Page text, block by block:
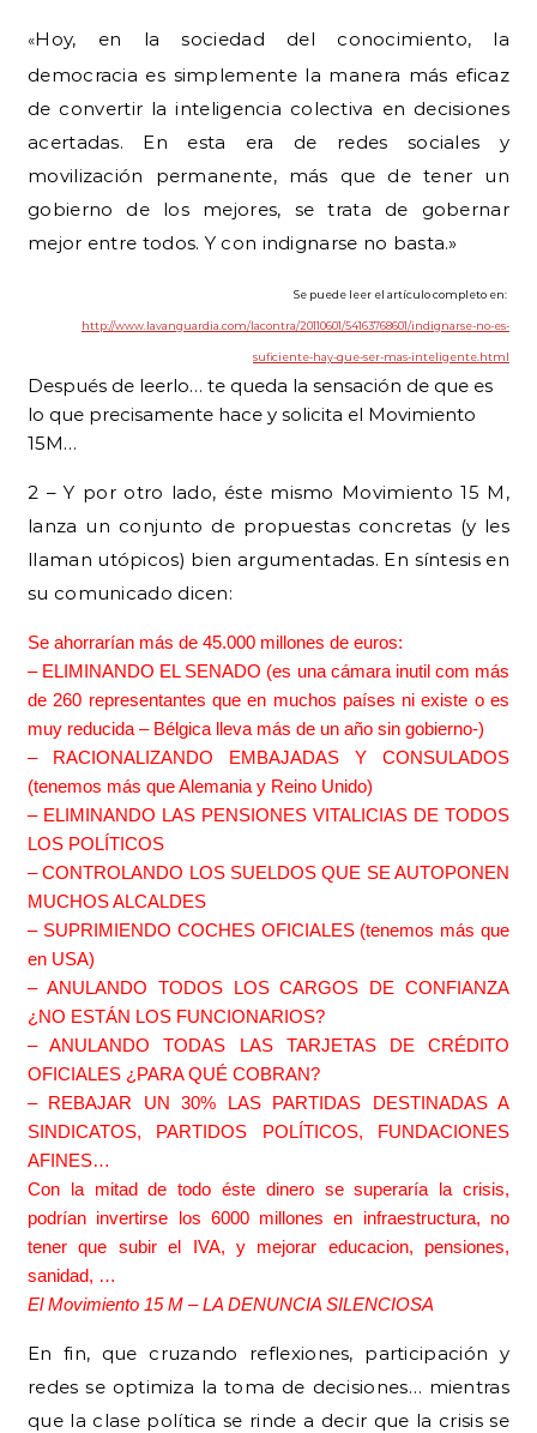
«Hoy, en la sociedad del conocimiento, la
democracia es simplemente la manera más eficaz
de convertir la inteligencia colectiva en decisiones
acertadas. En esta era de redes sociales y
movilización permanente, más que de tener un
gobierno de los mejores, se trata de gobernar
mejor entre todos. Y con indignarse no basta.»
Se puede leer el artículo completo en:
http://www.lavanguardia.com/lacontra/20110601/54163768601/indignarse-no-es-
suficiente-hay-que-ser-mas-inteligente.html
Después de leerlo… te queda la sensación de que es
lo que precisamente hace y solicita el Movimiento
15M…
2 – Y por otro lado, éste mismo Movimiento 15 M,
lanza un conjunto de propuestas concretas (y les
llaman utópicos) bien argumentadas. En síntesis en
su comunicado dicen:
Se ahorrarí­an más de 45.000 millones de euros:
– ELIMINANDO EL SENADO (es una cámara inutil com más
de 260 representantes que en muchos países ni existe o es
muy reducida – Bélgica lleva más de un año sin gobierno-)
– RACIONALIZANDO EMBAJADAS Y CONSULADOS
(tenemos más que Alemania y Reino Unido)
– ELIMINANDO LAS PENSIONES VITALICIAS DE TODOS
LOS POLÍTICOS
– CONTROLANDO LOS SUELDOS QUE SE AUTOPONEN
MUCHOS ALCALDES
– SUPRIMIENDO COCHES OFICIALES (tenemos más que
en USA)
– ANULANDO TODOS LOS CARGOS DE CONFIANZA
¿NO ESTÁN LOS FUNCIONARIOS?
– ANULANDO TODAS LAS TARJETAS DE CRÉDITO
OFICIALES ¿PARA QUÉ COBRAN?
– REBAJAR UN 30% LAS PARTIDAS DESTINADAS A
SINDICATOS, PARTIDOS POLÍTICOS, FUNDACIONES
AFINES…
Con la mitad de todo éste dinero se superaría la crisis,
podrían invertirse los 6000 millones en infraestructura, no
tener que subir el IVA, y mejorar educacion, pensiones,
sanidad, …
El Movimiento 15 M – LA DENUNCIA SILENCIOSA
En fin, que cruzando reflexiones, participación y
redes se optimiza la toma de decisiones… mientras
que la clase política se rinde a decir que la crisis se